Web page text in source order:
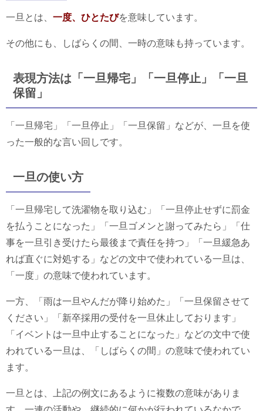
一旦とは、 一度、ひとたびを意味しています。
その他にも、しばらくの間、一時の意味も持っています。
表現方法は「一旦帰宅」「一旦停止」「一旦
保留」
「一旦帰宅」「一旦停止」「一旦保留」などが、一旦を使
った一般的な言い回しです。
一旦の使い方
「一旦帰宅して洗濯物を取り込む」「一旦停止せずに罰金
を払うことになった」「一旦ゴメンと謝ってみたら」「仕
事を一旦引き受けたら最後まで責任を持つ」「一旦緩急あ
れば直ぐに対処する」などの文中で使われている一旦は、
「一度」の意味で使われています。
一方、「雨は一旦やんだが降り始めた」「一旦保留させて
ください」「新卒採用の受付を一旦休止しております」
「イベントは一旦中止することになった」などの文中で使
われている一旦は、「しばらくの間」の意味で使われてい
ます。
一旦とは、上記の例文にあるように複数の意味がありま